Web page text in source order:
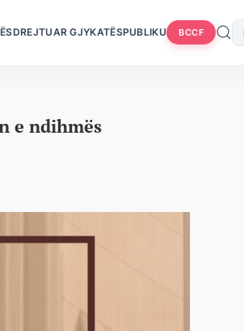
DREJTUAR GJYKATËSPUBLIKU BCCF
e ndihmës